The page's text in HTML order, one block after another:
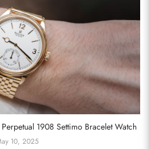
1908 Settimo Bracelet Watch
10, 2025